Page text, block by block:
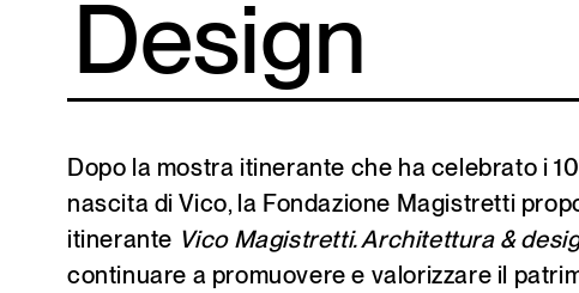
Design
Dopo la mostra itinerante che ha celebrato i
nascita di Vico, la Fondazione Magistretti
itinerante Vico Magistretti. Architettura &
continuare a promuovere e valorizzare il